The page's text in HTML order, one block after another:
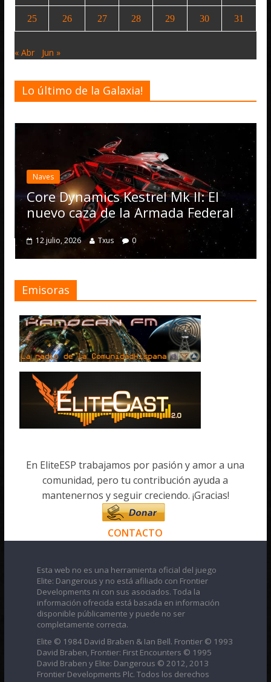
25 26 27 28 29 30 31
« Abr Jun »
Lo último de la Galaxia!
Dynamics Kestrel Mk II: El
caza de la Armada Federal
julio, 2026 Txus 0
Desarrollo
Emisoras
En EliteESP trabajamos por pasión y amor a una
comunidad, pero tu contribución ayuda a
mantenernos y seguir creciendo. ¡Gracias!
CONTACTO
Esta web no es una herramienta oficial del juego
Elite: Dangerous y no está afiliado con Frontier
Developments ni con sus asociados. Toda la
información ofrecida está basada en información
disponible públicamente y puede no ser
completamente correcta.
Elite © 1984 David Braben & Ian Bell. Frontier © 1993
David Braben, Frontier: First Encounters © 1995
David Braben y Elite: Dangerous © 2012, 2013
Frontier Developments Plc. Todos los derechos